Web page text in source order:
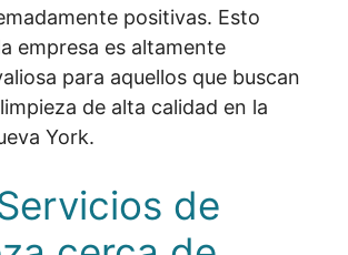
positivas. Esto
empresa es altamente
para aquellos que buscan
de alta calidad en la
York.
de